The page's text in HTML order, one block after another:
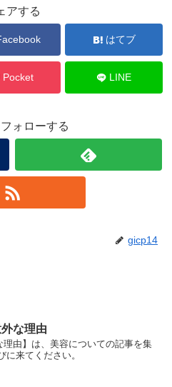
アする
はてブ
Pocket LINE
ォローする
gicp14
な理由
理由】は、美容についての記事を集
来てください。